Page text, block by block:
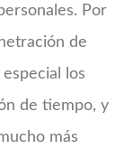
Por
de
los
de tiempo, y
más